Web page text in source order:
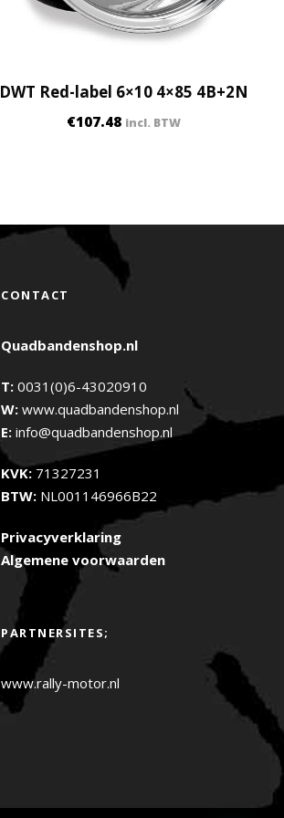
DWT Red-label 6×10 4×85 4B+2N
€107.48 incl. BTW
CONTACT
Quadbandenshop.nl
T: 0031(0)6-43020910
W: www.quadbandenshop.nl
E: info@quadbandenshop.nl
KVK: 71327231
BTW: NL001146966B22
Privacyverklaring
Algemene voorwaarden
PARTNERSITES;
www.rally-motor.nl